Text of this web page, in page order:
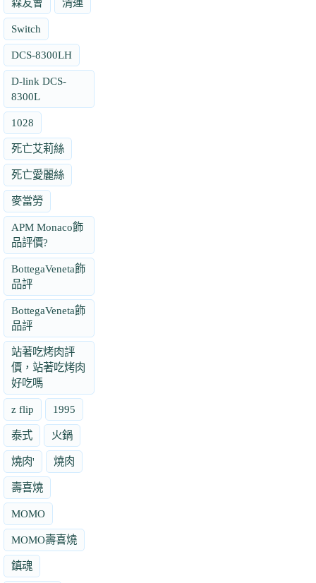
森友會 清運
Switch
DCS-8300LH
D-link DCS-
8300L
1028
死亡艾莉絲
死亡愛麗絲
麥當勞
APM Monaco飾
品評價?
BottegaVeneta飾
品評
BottegaVeneta飾
品評
站著吃烤肉評
價，站著吃烤肉
好吃嗎
z flip 1995
泰式 火鍋
燒肉' 燒肉
壽喜燒
MOMO
MOMO壽喜燒
鎮魂